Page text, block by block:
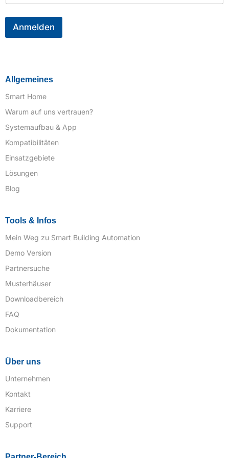
M
a
l
Anmelden
Allgemeines
Smart Home
Warum auf uns vertrauen?
Systemaufbau & App
Kompatibilitäten
Einsatzgebiete
Lösungen
Blog
Tools & Infos
Mein Weg zu Smart Building Automation
Demo Version
Partnersuche
Musterhäuser
Downloadbereich
FAQ
Dokumentation
Über uns
Unternehmen
Kontakt
Karriere
Support